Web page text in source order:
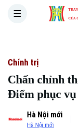
CỦA
Chính trị
Chấn chỉnh
Điểm phục vụ
Hà Nội mới
Hà Nội mới